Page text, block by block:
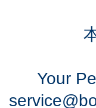
Your